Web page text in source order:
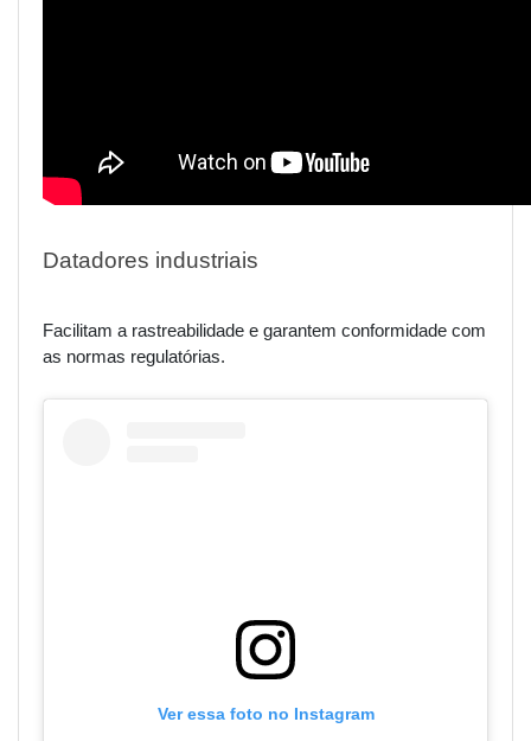
Datadores industriais
Facilitam a rastreabilidade e garantem conformidade com
as normas regulatórias.
Ver essa foto no Instagram